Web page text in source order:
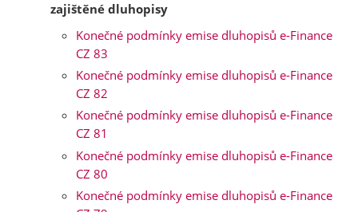
zajištěné dluhopisy
Konečné podmínky emise dluhopisů e-Finance
CZ 83
Konečné podmínky emise dluhopisů e-Finance
CZ 82
Konečné podmínky emise dluhopisů e-Finance
CZ 81
Konečné podmínky emise dluhopisů e-Finance
CZ 80
Konečné podmínky emise dluhopisů e-Finance